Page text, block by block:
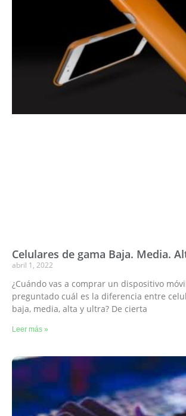
Celulares de gama Baja. Media.
abril 1, 2022
¿Cuándo vas a comprar un dispositivo
preguntado cuál es la diferencia entre
baja, media, alta y ultra? De cierta
Leer más »